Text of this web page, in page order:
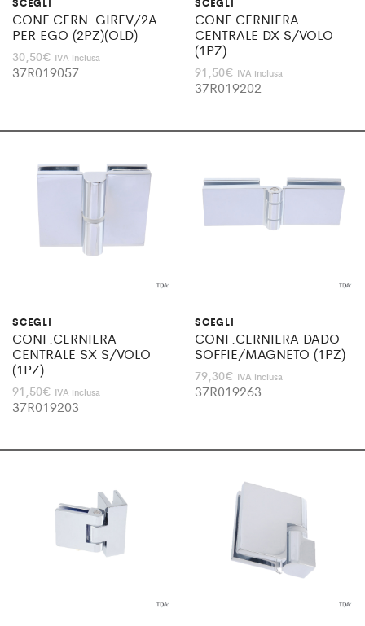
CONF.CERN. GIREV/2A
PER EGO (2PZ)(OLD)
30,50€ IVA inclusa
37R019057
CONF.CERNIERA
CENTRALE DX S/VOLO
(1PZ)
91,50€ IVA inclusa
37R019202
SCEGLI
CONF.CERNIERA
CENTRALE SX S/VOLO
(1PZ)
91,50€ IVA inclusa
37R019203
SCEGLI
CONF.CERNIERA DADO
SOFFIE/MAGNETO (1PZ)
79,30€ IVA inclusa
37R019263